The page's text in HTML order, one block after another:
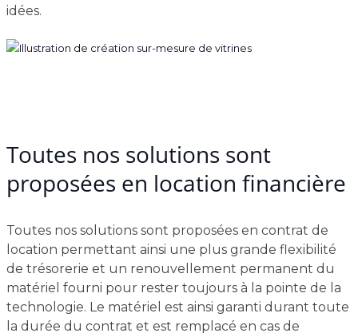
idées.
Toutes nos solutions sont
proposées en location financière
Toutes nos solutions sont proposées en contrat de
location permettant ainsi une plus grande flexibilité
de trésorerie et un renouvellement permanent du
matériel fourni pour rester toujours à la pointe de la
technologie. Le matériel est ainsi garanti durant toute
la durée du contrat et est remplacé en cas de